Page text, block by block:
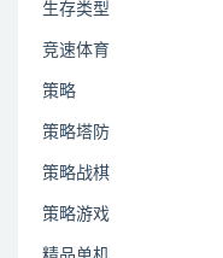
生存类型
竞速体育
策略
策略塔防
策略战棋
策略游戏